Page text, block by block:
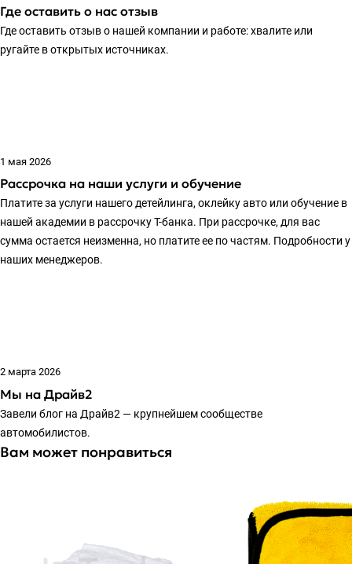
Где оставить о нас отзыв
Где оставить отзыв о нашей компании и работе: хвалите или
ругайте в открытых источниках.
1 мая 2026
Рассрочка на наши услуги и обучение
Платите за услуги нашего детейлинга, оклейку авто или обучение в
нашей академии в рассрочку Т-банка. При рассрочке, для вас
сумма остается неизменна, но платите ее по частям. Подробности у
наших менеджеров.
2 марта 2026
Мы на Драйв2
Завели блог на Драйв2 — крупнейшем сообществе
автомобилистов.
Вам может понравиться